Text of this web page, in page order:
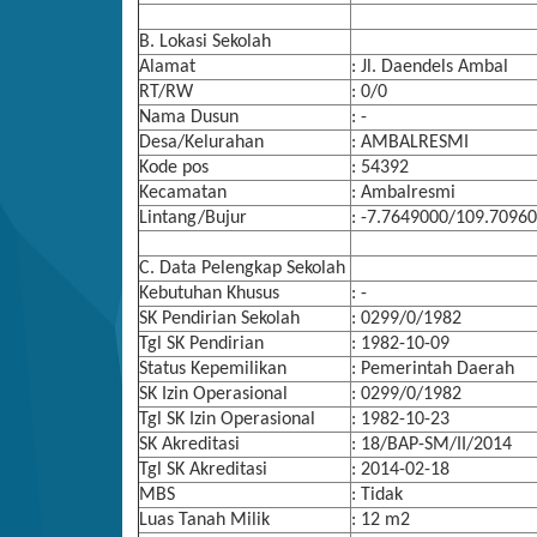
B. Lokasi Sekolah
Alamat
: Jl. Daendels Ambal
RT/RW
: 0/0
Nama Dusun
: -
Desa/Kelurahan
: AMBALRESMI
Kode pos
: 54392
Kecamatan
: Ambalresmi
Lintang/Bujur
: -7.7649000/
C. Data Pelengkap Sekolah
Kebutuhan Khusus
: -
SK Pendirian Sekolah
: 0299/0/1982
Tgl SK Pendirian
: 1982-10-09
Status Kepemilikan
: Pemerintah Daerah
SK Izin Operasional
: 0299/0/1982
Tgl SK Izin Operasional
: 1982-10-23
SK Akreditasi
: 18/BAP-SM/II/2014
Tgl SK Akreditasi
: 2014-02-18
MBS
: Tidak
Luas Tanah Milik
: 12 m2